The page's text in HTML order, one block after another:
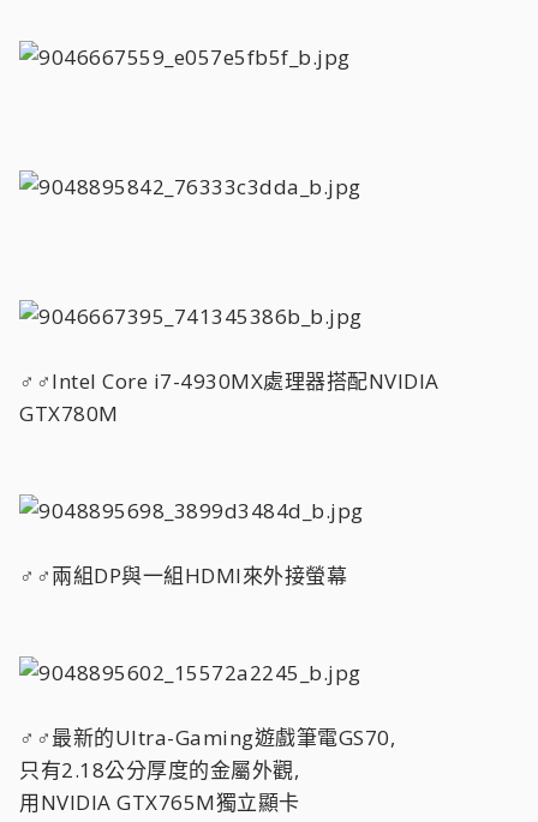
♂♂Intel Core i7-4930MX處理器搭配NVIDIA
GTX780M
♂♂兩組DP與一組HDMI來外接螢幕
♂♂最新的Ultra-Gaming遊戲筆電GS70,
只有2.18公分厚度的金屬外觀,
用NVIDIA GTX765M獨立顯卡